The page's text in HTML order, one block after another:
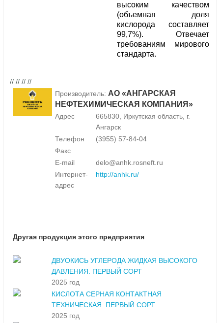
высоким качеством
(объемная доля
кислорода составляет
99,7%). Отвечает
требованиям мирового
стандарта.
// // // //
Производитель: АО «АНГАРСКАЯ
НЕФТЕХИМИЧЕСКАЯ КОМПАНИЯ»
Адрес
665830, Иркутская область, г.
Ангарск
Телефон
(3955) 57-84-04
Факс
E-mail
delo@anhk.rosneft.ru
Интернет-
адрес
http://anhk.ru/
Другая продукция этого предприятия
ДВУОКИСЬ УГЛЕРОДА ЖИДКАЯ ВЫСОКОГО
ДАВЛЕНИЯ. ПЕРВЫЙ СОРТ
2025 год
КИСЛОТА СЕРНАЯ КОНТАКТНАЯ
ТЕХНИЧЕСКАЯ. ПЕРВЫЙ СОРТ
2025 год